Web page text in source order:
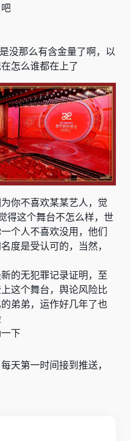
没那么有含金量了啊， 以
怎么谁都在上了
你不喜欢某某艺人，觉
得这个舞台不怎么样，世
个人不喜欢没用，他们
度是受认可的，当然，
的无犯罪记录证明，至
这个舞台，舆论风险比
弟弟，运作好几年了也
下
天第一时间接到推送，